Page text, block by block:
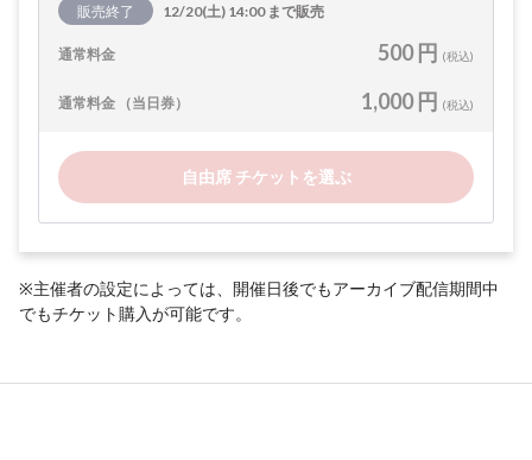
販売終了 12/20(土) 14:00 まで販売
通常料金 500 円 (税込)
通常料金 （当日券） 1,000 円 (税込)
自由席 チケットを選ぶ
※主催者の設定によっては、開催日後でもアーカイブ配信期間中
でもチケット購入が可能です。